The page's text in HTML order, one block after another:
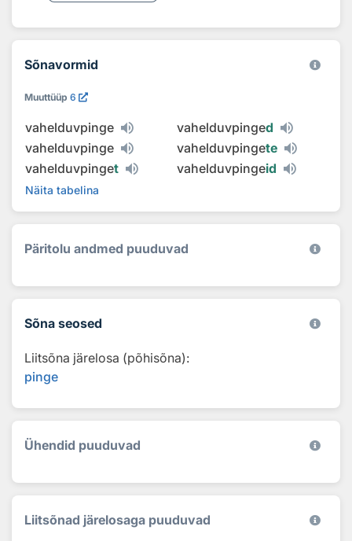
Sõnavormid
Muuttüüp 6
vahelduvpinge vahelduvpinged
vahelduvpinge
vahelduvpingete
vahelduvpinget vahelduvpingeid
Näita tabelina
Päritolu andmed puuduvad
Sõna seosed
Liitsõna järelosa (põhisõna):
pinge
Ühendid puuduvad
Liitsõnad järelosaga puuduvad